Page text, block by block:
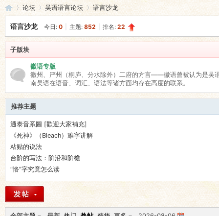
吴
语
»
论坛 吴语语言论坛 语言沙龙
语言沙龙 今日: 0 主题: 852 排名: 22
子版块
徽语专版
徽州、严州（桐庐、分水除外）二府的方言——徽语曾被认为是吴
南吴语在语音、词汇、语法等诸方面均存在高度的联系。
推荐主题
通泰音系圖 [歡迎大家補充]
《死神》（Bleach）难字讲解
粘贴的说法
台阶的写法：阶沿和阶檐
“恪”字究竟怎么读